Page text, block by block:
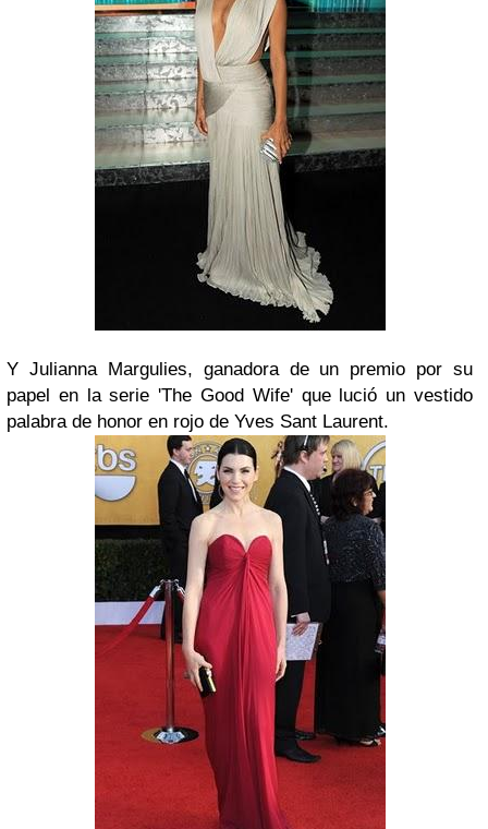
Y Julianna Margulies, ganadora de un premio por su
papel en la serie'The Good Wife' que lució un vestido
palabra de honor en rojo de Yves Sant Laurent.